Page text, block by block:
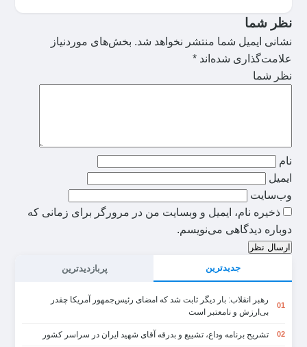
جدیدترین پربازدیدترین
01
رهبر انقلاب: بار دیگر ثابت شد که امضای رئیس‌جمهور آمریکا چقدر
بی‌ارزش و نامعتبر است
02 تشریح برنامه وداع، تشییع و بدرقه آقای شهید ایران در سراسر کشور
نظر شما
نشانی ایمیل شما منتشر نخواهد شد. بخش‌های موردنیاز
علامت‌گذاری شده‌اند *
نظر شما
نام
ایمیل
وب‌سایت
ذخیره نام، ایمیل و وبسایت من در مرورگر برای زمانی که
دوباره دیدگاهی می‌نویسم.
ارسال نظر